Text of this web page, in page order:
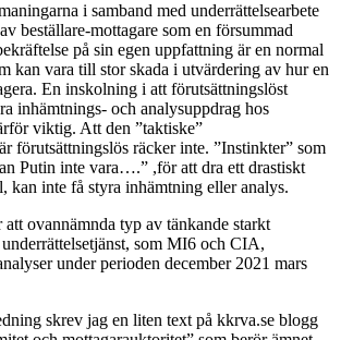
i samband med underrättelsearbete
beställare-mottagare som en försummad
på sin egen uppfattning är en normal
kan vara till stor skada i utvärdering av hur en
En inskolning i att förutsättningslöst
inhämtnings- och analysuppdrag hos
viktig. Att den ”taktiske”
förutsättningslös räcker inte. ”Instinkter” som
Putin inte vara….” ,för att dra ett drastiskt
kan inte få styra inhämtning eller analys.
ovannämnda typ av tänkande starkt
som MI6 och CIA,
under perioden december 2021 mars
skrev jag en liten text på kkrva.se blogg